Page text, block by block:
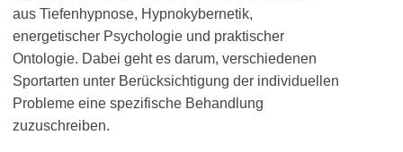
aus Tiefenhypnose, Hypnokybernetik,
energetischer Psychologie und praktischer
Ontologie. Dabei geht es darum, verschiedenen
Sportarten unter Berücksichtigung der individuellen
Probleme eine spezifische Behandlung
zuzuschreiben.